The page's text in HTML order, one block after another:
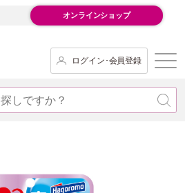
オンラインショップ
ログイン･会員登録